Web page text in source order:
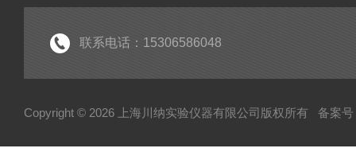
联系电话：15306586048
Copyright © 2026 上海川纳实验仪器有限公司版权所有 备案号